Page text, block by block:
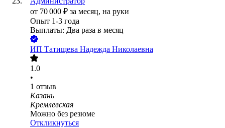
от 70 000 ₽ за месяц, на руки
Опыт 1-3 года
Выплаты: Два раза в месяц
ИП Татищева Надежда Николаевна
1.0
•
1 отзыв
Казань
Кремлевская
Можно без резюме
Откликнуться